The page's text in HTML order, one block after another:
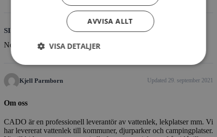
SIMILAR DOWNLOADS
No related download found!
Kjell Parmborn Updated 29. september 2021
Om oss
CADO är en professionell leverantör av vattenlek, lekplatser mm. Vi
har levererat vattenlek till kommuner, djurparker och campingplatser.
AVVISA ALLT
VISA DETALJER